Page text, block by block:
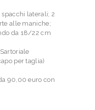
laterali; 2
alle maniche;
da 18/22 cm
per taglia)
90,00 euro con